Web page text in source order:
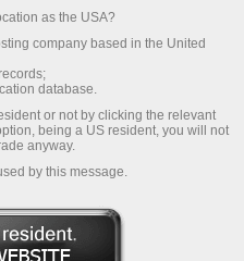
dinheiro
as the USA?
company based in the United
database.
or not by clicking the relevant
being a US resident, you will not
anyway.
by this message.